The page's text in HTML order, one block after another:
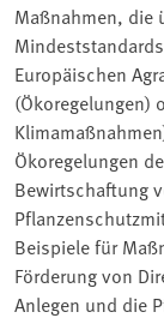
Maßnahmen, die
Europäischen
(Ökoregelungen)
Ökoregelungen
Bewirtschaftung
Beispiele für
Förderung von
Anlegen und die